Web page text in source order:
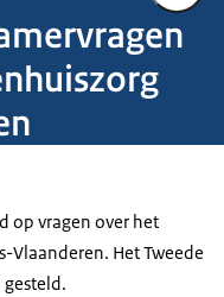
op vragen over het
Vlaanderen. Het Tweede
gesteld.